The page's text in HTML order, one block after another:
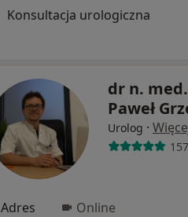
Konsultacja urologiczna
dr n.
Paweł
Urolog ·
Adres Online